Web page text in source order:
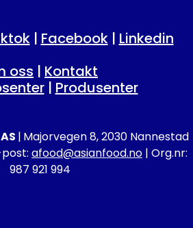
| Facebook| Linkedin
oss | Kontakt
| Produsenter
| Majorvegen 8, 2030 Nannestad
afood@asianfood.no | Org.nr:
987 921 994